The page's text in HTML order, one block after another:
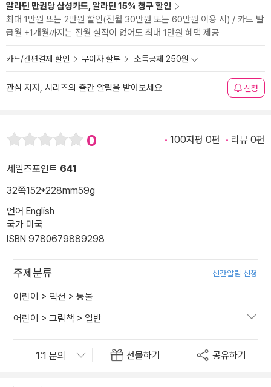
알라딘 만권당 삼성카드, 알라딘 15% 청구 할인
최대 1만원 또는 2만원 할인(전월 30만원 또는 60만원 이용 시) / 카드 발
급월 +1개월까지는 전월 실적이 없어도 최대 1만원 혜택 제공
카드/간편결제 할인 무이자 할부 소득공제 250원
관심 저자, 시리즈의 출간 알림을 받아보세요 신청
0 100자평 0편 리뷰 0편
세일즈포인트 641
32쪽152*228mm59g
언어 English
국가 미국
ISBN 9780679889298
주제분류 신간알림 신청
어린이 > 픽션 > 동물
어린이 > 그림책 > 일반
선물하기 공유하기